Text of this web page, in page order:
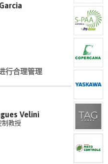
行合理管理
Velini
制教授